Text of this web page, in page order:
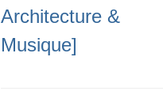
Architecture &
Musique]